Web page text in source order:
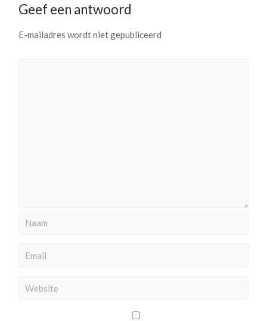
Geef een antwoord
E-mailadres wordt niet gepubliceerd